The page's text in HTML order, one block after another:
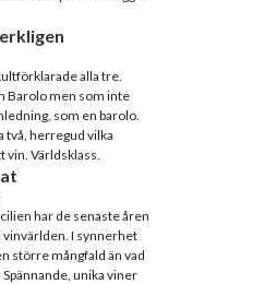
alla tre.
Barolo men som inte
som en barolo.
två, herregud vilka
vin. Världsklass.
har de senaste åren
I synnerhet
större mångfald än vad
unika viner